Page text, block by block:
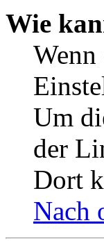
Wie
Um
der
Dort
Nach